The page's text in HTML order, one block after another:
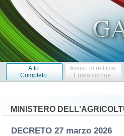
Atto
Completo
Avviso di rettifica
Errata corrige
MINISTERO
DECRETO 27 marzo 2026